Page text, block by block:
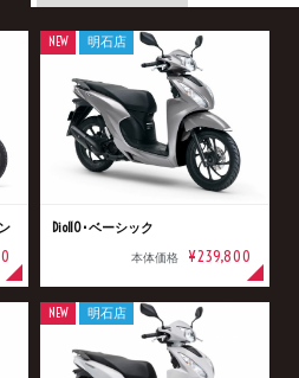
Dio110･ベーシック
本体価格 ¥239,800
NEW 明石店
NEW 明石店